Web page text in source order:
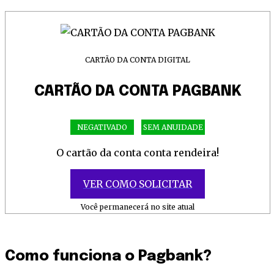
CARTÃO DA CONTA DIGITAL
CARTÃO DA CONTA PAGBANK
NEGATIVADO SEM ANUIDADE
O cartão da conta conta rendeira!
VER COMO SOLICITAR
Você permanecerá no site atual
Como funciona o Pagbank?